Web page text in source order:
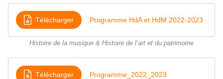
Télécharger Programme HdA et HdM 2022-2023
Histoire de la musique & Histoire de l’art et du patrimoine
Télécharger Programme_2022_2023